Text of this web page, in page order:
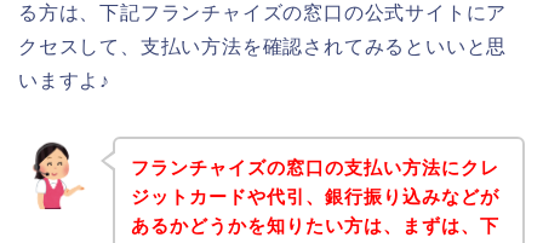
る方は、下記フランチャイズの窓口の公式サイトにア
クセスして、支払い方法を確認されてみるといいと思
いますよ♪
フランチャイズの窓口の支払い方法にクレ
ジットカードや代引、銀行振り込みなどが
あるかどうかを知りたい方は、まずは、下